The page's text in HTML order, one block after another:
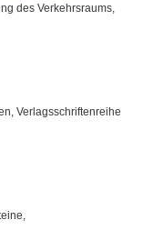
des Verkehrsraums,
Verlagsschriftenreihe